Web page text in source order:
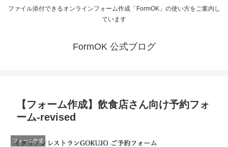
ファイル添付できるオンラインフォーム作成「FormOK」の使い方をご案内し
ています
FormOK 公式ブログ
【フォーム作成】飲食店さん向け予約フォ
ーム-revised
フォーム作成